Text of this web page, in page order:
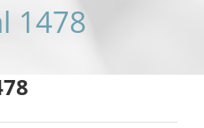
1478